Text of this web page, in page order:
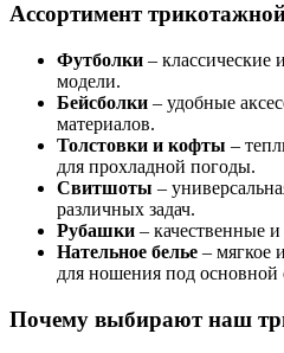
Ассортимент
Футболки – классические
модели.
Бейсболки – удобные
материалов.
Толстовки и кофты –
для прохладной погоды.
Свитшоты –
различных задач.
Рубашки – качественные
Нательное белье – мягкое
для ношения под основной
Почему выбирают наш